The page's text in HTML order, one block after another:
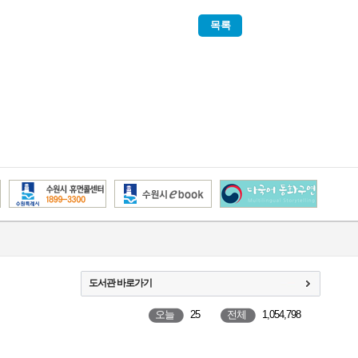
목록
도서관 바로가기
오늘 25 전체 1,054,798